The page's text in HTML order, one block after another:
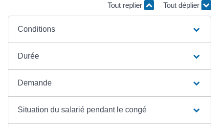
Tout replier Tout déplier
Conditions
Durée
Demande
Situation du salarié pendant le congé